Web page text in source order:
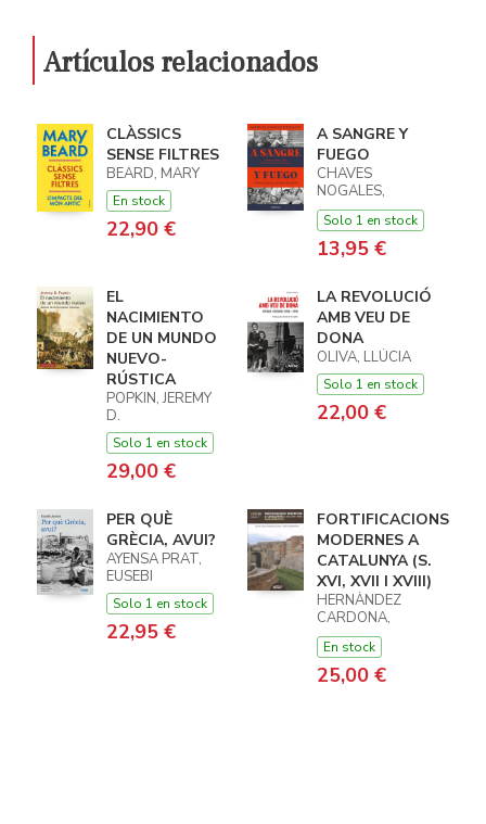
Artículos relacionados
CLÀSSICS
SENSE FILTRES
BEARD, MARY
En stock
22,90 €
A SANGRE Y
FUEGO
CHAVES
NOGALES,
MANUEL
Solo 1 en stock
13,95 €
EL
NACIMIENTO
DE UN MUNDO
NUEVO-
RÚSTICA
POPKIN, JEREMY
D.
Solo 1 en stock
29,00 €
LA REVOLUCIÓ
AMB VEU DE
DONA
OLIVA, LLÚCIA
Solo 1 en stock
22,00 €
PER QUÈ
GRÈCIA, AVUI?
AYENSA PRAT,
EUSEBI
Solo 1 en stock
22,95 €
FORTIFICACIONS
MODERNES A
CATALUNYA (S.
XVI, XVII I XVIII)
HERNÀNDEZ
CARDONA,
FRANCESC-
XAVIER /
SOSPEDRA-
ROCA, RAFAEL
En stock
25,00 €